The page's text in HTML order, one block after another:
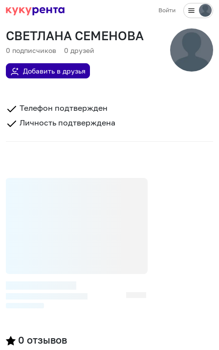
Войти
СВЕТЛАНА СЕМЕНОВА
0 подписчиков 0 друзей
Добавить в друзья
Телефон подтвержден
Личность подтверждена
0 отзывов